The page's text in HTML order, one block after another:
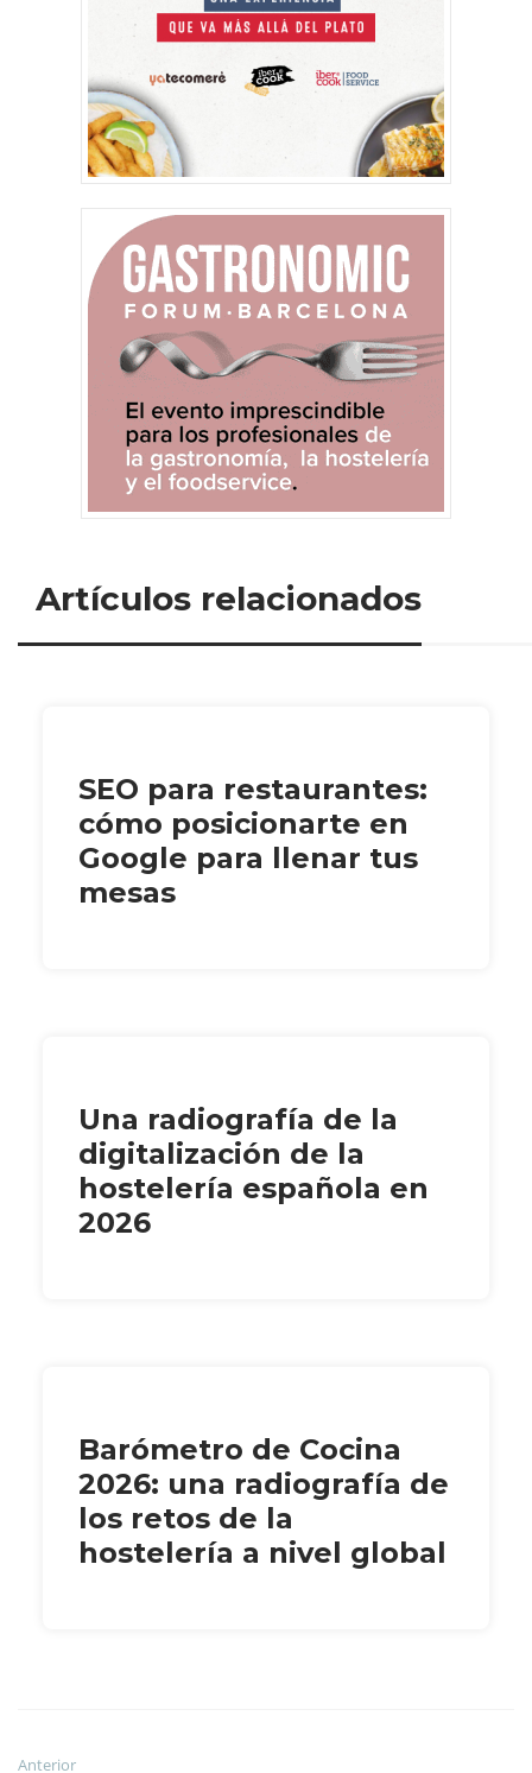
Artículos relacionados
SEO para restaurantes:
cómo posicionarte en
Google para llenar tus
mesas
Una radiografía de la
digitalización de la
hostelería española en
2026
Barómetro de Cocina
2026: una radiografía de
los retos de la
hostelería a nivel global
Anterior